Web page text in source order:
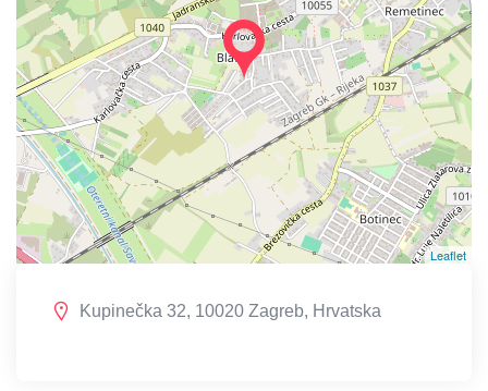
Leaflet
Kupinečka 32, 10020 Zagreb, Hrvatska